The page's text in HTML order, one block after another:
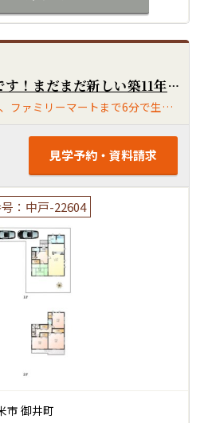
手頃な価格と大きさです！まだまだ新しい築11年の4LDK住宅です！日当たり良好で気持ちのよい住宅です！住みやすい閑静な住宅街です！
スーパー・サニーまで9分、ファミリーマートまで6分で生活便利です！大学稲荷前バス停までも徒歩6分です！国分バイパスまでもすぐです！
見学予約・資料請求
：中戸-22604
市 御井町